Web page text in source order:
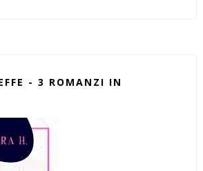
- 3 ROMANZI IN